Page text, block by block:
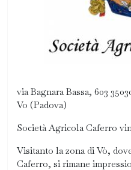
via Bagnara Bassa, 603
Vo (Padova)
Società Agricola Caferro
Visitanto la zona di Vò,
Caferro, si rimane